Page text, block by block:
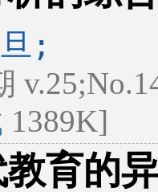
;
1389K]
育的